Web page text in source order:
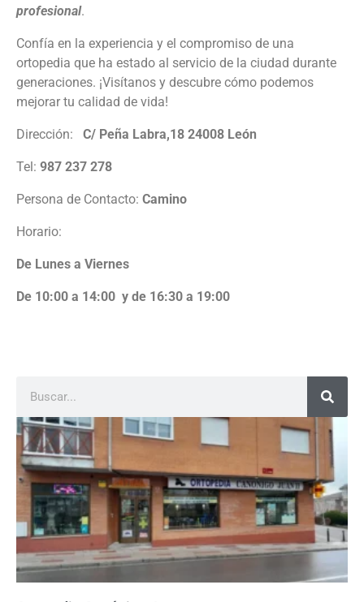
profesional.
Confía en la experiencia y el compromiso de una
ortopedia que ha estado al servicio de la ciudad durante
generaciones. ¡Visítanos y descubre cómo podemos
mejorar tu calidad de vida!
Dirección: C/ Peña Labra,18 24008 León
Tel: 987 237 278
Persona de Contacto: Camino
Horario:
De Lunes a Viernes
De 10:00 a 14:00 y de 16:30 a 19:00